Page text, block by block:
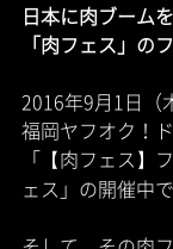
日本に肉ブーム
「肉フェス」の
2016年9月1日（
福岡ヤフオク！
「【肉フェス】
ェス」の開催中